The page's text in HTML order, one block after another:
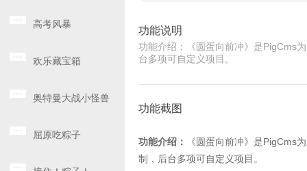
高考风暴
欢乐藏宝箱
奥特曼大战小怪兽
屈原吃粽子
功能说明
功能介绍：《圆蛋向前冲》是PigCms
台多项可自定义项目。
功能截图
功能介绍：
《圆蛋向前冲》是PigCms
制，后台多项可自定义项目。